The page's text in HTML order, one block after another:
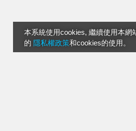
本系統使用cookies, 繼續使用本網
的 隱私權政策和cookies的使用。